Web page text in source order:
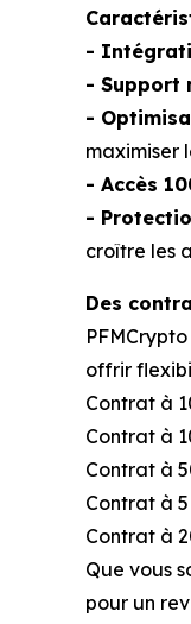
-
- Support
-
maximiser
- Accès
-
croître les
Des
offrir
Contrat à
Contrat à
Contrat à
Contrat à
Contrat à
Que vous
pour un